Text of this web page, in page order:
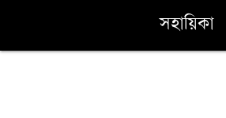
সহায়িকা